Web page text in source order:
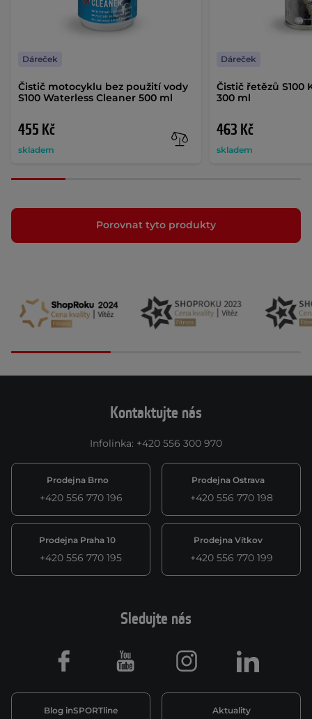
Čistič motocyklu bez použití vody
S100 Waterless Cleaner 500 ml
455 Kč
skladem
Dáreček
Čistič řetězů S100
300 ml
463 Kč
skladem
Dáreček
Porovnat tyto produkty
Kontaktujte nás
Infolinka: +420 556 300 970
Prodejna Brno
+420 556 770 196
Prodejna Ostrava
+420 556 770 198
Prodejna Praha 10
+420 556 770 195
Prodejna Vítkov
+420 556 770 199
Sledujte nás
Blog inSPORTline Aktuality
Facebook Youtube Instagram LinkedIn